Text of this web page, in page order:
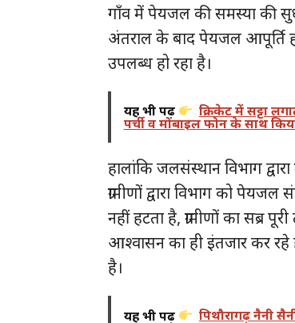
गाँव में पेयजल की समस्या की सुध
अंतराल के बाद पेयजल आपूर्ति
उपलब्ध हो रहा है।
यह भी पढ़ें क्रिकेट में सट्टा
पर्ची व मोबाइल फोन के साथ
हालांकि जलसंस्थान विभाग
ग्रामीणों द्वारा विभाग को
नहीं हटता है, ग्रामीणों का सब्र
आश्वासन का ही इंतजार कर रहे
है।
यह भी पढ़ें पिथौरागढ़ नैनी